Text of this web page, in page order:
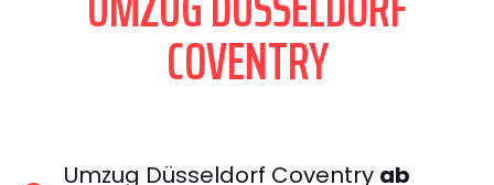
COVENTRY
Umzug Düsseldorf Coventry ab